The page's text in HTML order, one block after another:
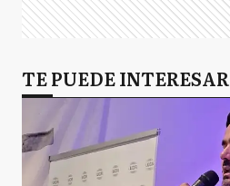
TE PUEDE INTERESAR